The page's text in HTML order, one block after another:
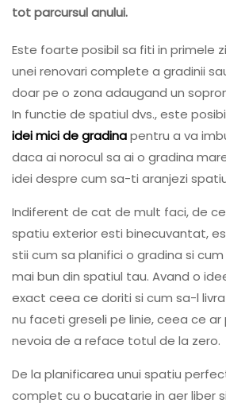
tot parcursul anului.
Este foarte posibil sa fiti in primele
unei renovari complete a gradinii
doar pe o zona adaugand un
In functie de spatiul dvs., este
idei mici de gradinapentru a va
daca ai norocul sa ai o gradina
idei despre cum sa-ti aranjezi
Indiferent de cat de mult faci, de
spatiu exterior esti binecuvantat,
stii cum sa planifici o gradina si
mai bun din spatiul tau. Avand o
exact ceea ce doriti si cum sa-l
nu faceti greseli pe linie, ceea ce
nevoia de a reface totul de la zero.
De la planificarea unui spatiu
complet cu o bucatarie in aer liber